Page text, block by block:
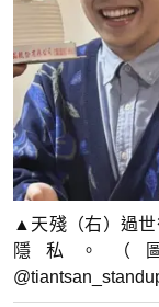
▲天殘（右）過
隱私。（圖